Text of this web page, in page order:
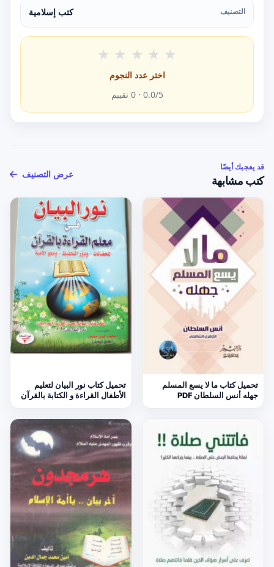
التصنيف كتب إسلامية
★ ★ ★ ★ ★
اختر عدد النجوم
0.0/5 ·
0 تقييم
قد يعجبك أيضًا
كتب مشابهة
عرض التصنيف
تحميل كتاب ما لا يسع المسلم
جهله أنس السلطان PDF
تحميل كتاب نور البيان لتعليم
الأطفال القراءة و الكتابة بالقرآن